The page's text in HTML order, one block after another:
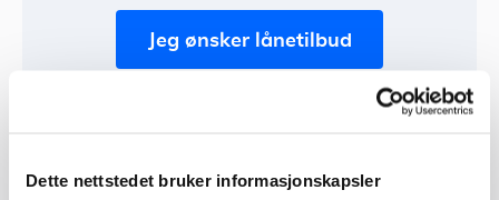
Dette nettstedet bruker informasjonskapsler
Jeg ønsker lånetilbud
Eksempel: Nom. rente 4,99 %. Eff. rente 5,15 %. 2 mill